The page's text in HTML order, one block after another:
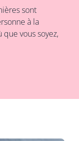
sont
à la
vous soyez,